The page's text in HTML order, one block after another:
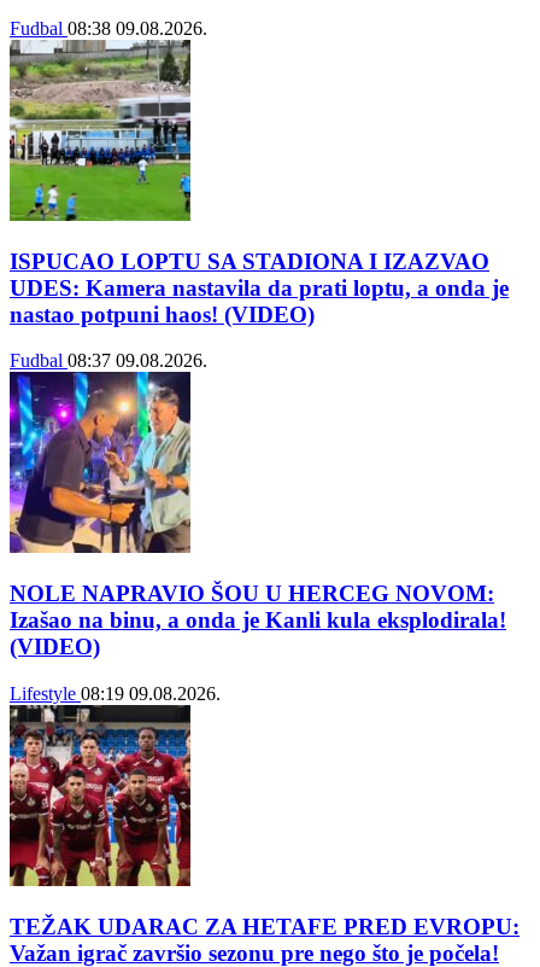
Fudbal 08:38 09.08.2026.
ISPUCAO LOPTU SA STADIONA I IZAZVAO
UDES: Kamera nastavila da prati loptu, a onda je
nastao potpuni haos! (VIDEO)
Fudbal 08:37 09.08.2026.
NOLE NAPRAVIO ŠOU U HERCEG NOVOM:
Izašao na binu, a onda je Kanli kula eksplodirala!
(VIDEO)
Lifestyle 08:19 09.08.2026.
TEŽAK UDARAC ZA HETAFE PRED EVROPU:
Važan igrač završio sezonu pre nego što je počela!